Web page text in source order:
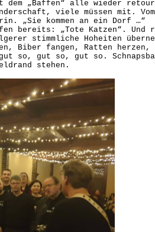
dem „Baffen“ alle wieder
viele müssen mit.
„Sie kommen an ein Dorf
bereits: „Tote Katzen“. Und
stimmliche Hoheiten
Biber fangen, Ratten herzen,
so, gut so, gut so.
stehen.